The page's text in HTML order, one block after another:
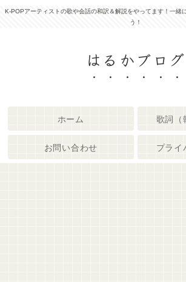
K-POPアーティストの歌や会話の和訳＆解説をやってます！一緒
う！
はるかブログ
ホーム 歌詞（
お問い合わせ プライ